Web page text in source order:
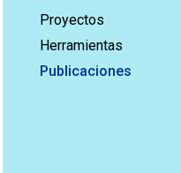
Proyectos
Herramientas
Publicaciones